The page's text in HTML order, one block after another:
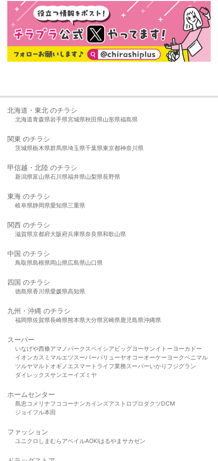
北海道・東北 のチラシ
北海道青森県岩手県宮城県秋田県山形県福島県
関東 のチラシ
茨城県栃木県群馬県埼玉県千葉県東京都神奈川県
甲信越・北陸 のチラシ
新潟県富山県石川県福井県山梨県長野県
東海 のチラシ
岐阜県静岡県愛知県三重県
関西 のチラシ
滋賀県京都府大阪府兵庫県奈良県和歌山県
中国 のチラシ
鳥取県島根県岡山県広島県山口県
四国 のチラシ
徳島県香川県愛媛県高知県
九州・沖縄 のチラシ
福岡県佐賀県長崎県熊本県大分県宮崎県鹿児島県沖縄県
スーパー
いなげや西條アマノパークスベイシア ビッグヨーサンイトーヨーカドー
イオンカスミ マルエツスーパーバリューヤオコーオーケー ヨークベニマル
ツルヤマルト オギノ エスマート ライフ業務スーパーいかり フジグラン
ダイレックスサンエーイズミヤ
ホームセンター
島忠 コメリ ナフコ コーナンカインズアストロプロダクツDCM
ジョイフル本田
ファッション
ユニクロ しまむら アベイルAOKIはるやま サカゼン